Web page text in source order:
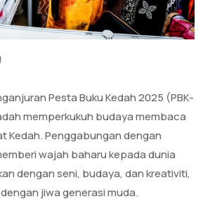
Pesta Buku Kedah 2025 (PBK-
memperkukuh budaya membaca
Kedah. Penggabungan dengan
wajah baharu kepada dunia
dengan seni, budaya, dan kreativiti,
jiwa generasi muda.